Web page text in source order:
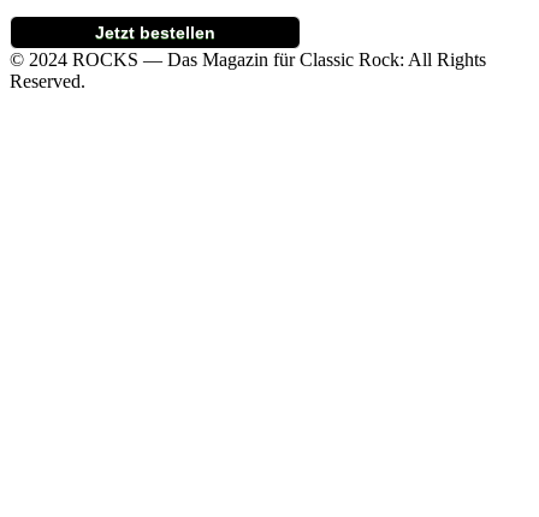
Jetzt bestellen
© 2024 ROCKS — Das Magazin für Classic Rock: All Rights
Reserved.